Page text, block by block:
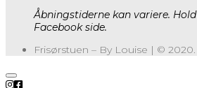
Åbningstiderne kan variere.
Facebook side.
Frisørstuen – By Louise | © 2020.
Scroll